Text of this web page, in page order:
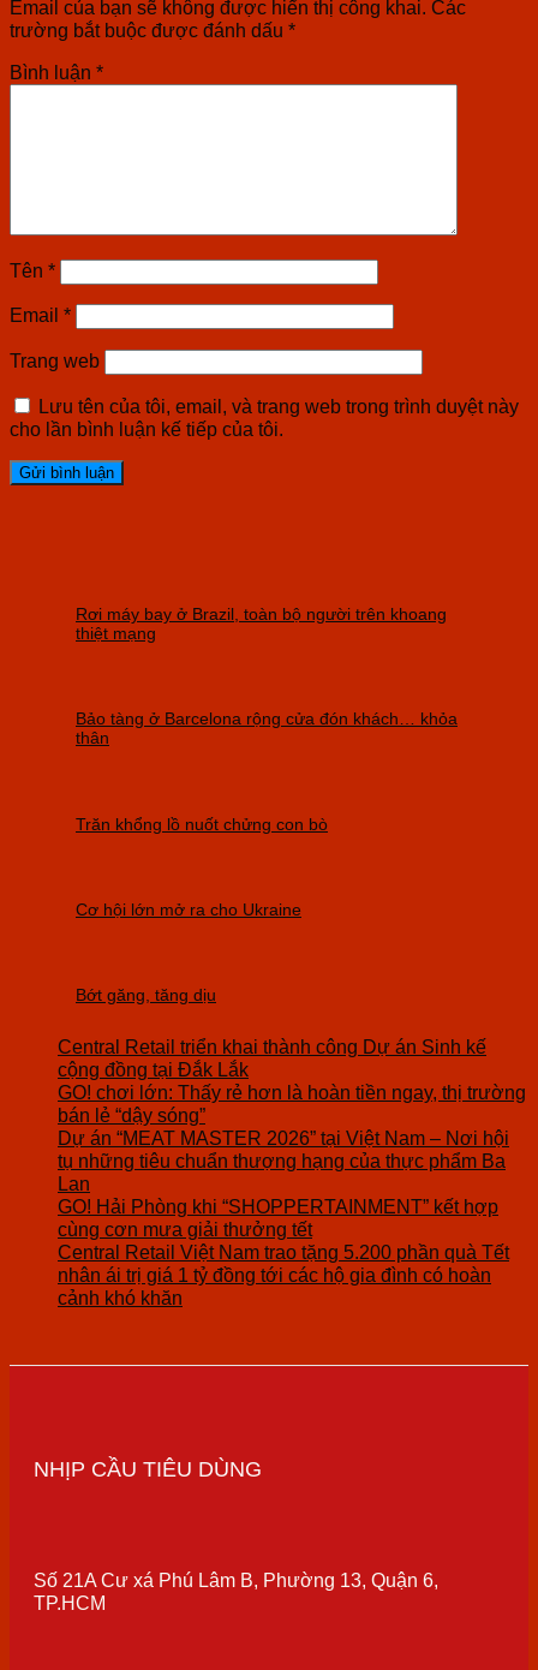
Email của bạn sẽ không được hiển thị công khai. Các
trường bắt buộc được đánh dấu *
Bình luận *
Tên *
Email *
Trang web
Lưu tên của tôi, email, và trang web trong trình duyệt này
cho lần bình luận kế tiếp của tôi.
Rơi máy bay ở Brazil, toàn bộ người trên khoang
thiệt mạng
Bảo tàng ở Barcelona rộng cửa đón khách… khỏa
thân
Trăn khổng lồ nuốt chửng con bò
Cơ hội lớn mở ra cho Ukraine
Bớt găng, tăng dịu
Central Retail triển khai thành công Dự án Sinh kế
cộng đồng tại Đắk Lắk
GO! chơi lớn: Thấy rẻ hơn là hoàn tiền ngay, thị trường
bán lẻ “dậy sóng”
Dự án “MEAT MASTER 2026” tại Việt Nam – Nơi hội
tụ những tiêu chuẩn thượng hạng của thực phẩm Ba
Lan
GO! Hải Phòng khi “SHOPPERTAINMENT” kết hợp
cùng cơn mưa giải thưởng tết
Central Retail Việt Nam trao tặng 5.200 phần quà Tết
nhân ái trị giá 1 tỷ đồng tới các hộ gia đình có hoàn
cảnh khó khăn
NHỊP CẦU TIÊU DÙNG
Số 21A Cư xá Phú Lâm B, Phường 13, Quận 6,
TP.HCM